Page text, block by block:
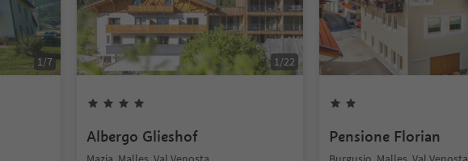
1/7 1/22
Albergo Glieshof Pensione Florian